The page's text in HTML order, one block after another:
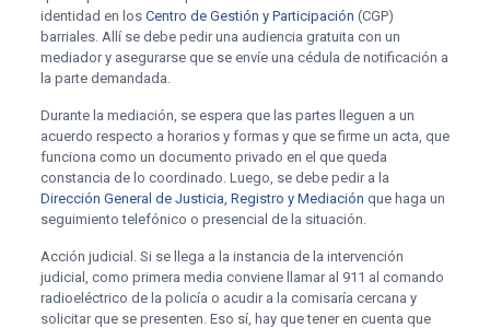
identidad en los Centro de Gestión y Participación (CGP)
barriales. Allí se debe pedir una audiencia gratuita con un
mediador y asegurarse que se envíe una cédula de notificación a
la parte demandada.
Durante la mediación, se espera que las partes lleguen a un
acuerdo respecto a horarios y formas y que se firme un acta, que
funciona como un documento privado en el que queda
constancia de lo coordinado. Luego, se debe pedir a la
Dirección General de Justicia, Registro y Mediación que haga un
seguimiento telefónico o presencial de la situación.
Acción judicial. Si se llega a la instancia de la intervención
judicial, como primera media conviene llamar al 911 al comando
radioeléctrico de la policía o acudir a la comisaría cercana y
solicitar que se presenten. Eso sí, hay que tener en cuenta que